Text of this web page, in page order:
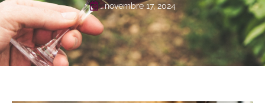
novembre 17, 2024